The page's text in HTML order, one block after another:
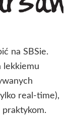
na SBSie.
lekkiemu
real-time),